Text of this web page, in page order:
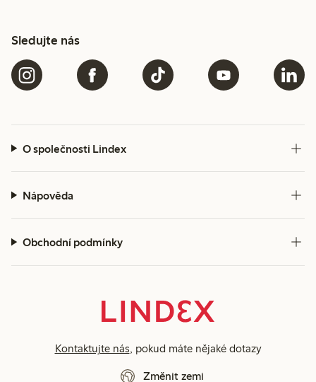
Sledujte nás
O společnosti Lindex
Nápověda
Obchodní podmínky
Kontaktujte nás , pokud máte nějaké dotazy
Změnit zemi